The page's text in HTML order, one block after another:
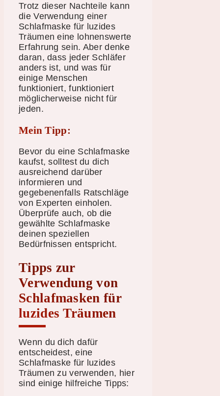
Trotz dieser Nachteile kann
die Verwendung einer
Schlafmaske für luzides
Träumen eine lohnenswerte
Erfahrung sein. Aber denke
daran, dass jeder Schläfer
anders ist, und was für
einige Menschen
funktioniert, funktioniert
möglicherweise nicht für
jeden.
Mein Tipp:
Bevor du eine Schlafmaske
kaufst, solltest du dich
ausreichend darüber
informieren und
gegebenenfalls Ratschläge
von Experten einholen.
Überprüfe auch, ob die
gewählte Schlafmaske
deinen speziellen
Bedürfnissen entspricht.
Tipps zur
Verwendung von
Schlafmasken für
luzides Träumen
Wenn du dich dafür
entscheidest, eine
Schlafmaske für luzides
Träumen zu verwenden, hier
sind einige hilfreiche Tipps: